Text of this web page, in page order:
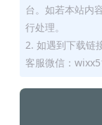
台。如若本站内
行处理。
2. 如遇到下载链
客服微信：